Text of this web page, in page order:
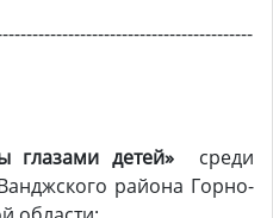
детей»среди
района Горно-